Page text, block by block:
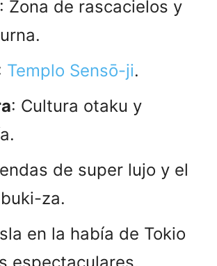
: Zona de rascacielos y
Templo Sensō-ji.
: Cultura otaku y
de super lujo y el
za.
en la había de Tokio
espectaculares.